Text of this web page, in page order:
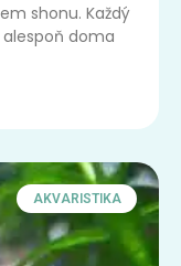
shonu. Každý
doma
AKVARISTIKA